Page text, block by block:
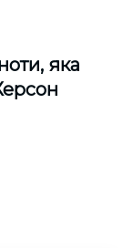
яка